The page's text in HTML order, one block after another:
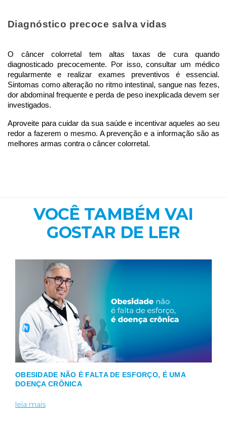
Diagnóstico precoce salva vidas
O câncer colorretal tem altas taxas de cura quando
diagnosticado precocemente. Por isso, consultar um médico
regularmente e realizar exames preventivos é essencial.
Sintomas como alteração no ritmo intestinal, sangue nas fezes,
dor abdominal frequente e perda de peso inexplicada devem ser
investigados.
Aproveite para cuidar da sua saúde e incentivar aqueles ao seu
redor a fazerem o mesmo. A prevenção e a informação são as
melhores armas contra o câncer colorretal.
VOCÊ TAMBÉM VAI
GOSTAR DE LER
OBESIDADE NÃO É FALTA DE ESFORÇO, É UMA
DOENÇA CRÔNICA
leia mais